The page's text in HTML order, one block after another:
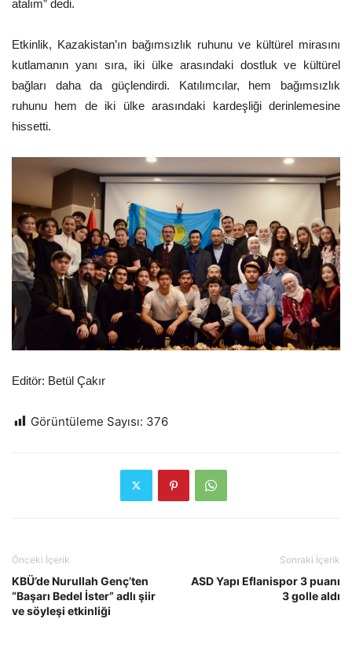
atalım” dedi.
Etkinlik, Kazakistan’ın bağımsızlık ruhunu ve kültürel mirasını
kutlamanın yanı sıra, iki ülke arasındaki dostluk ve kültürel
bağları daha da güçlendirdi. Katılımcılar, hem bağımsızlık
ruhunu hem de iki ülke arasındaki kardeşliği derinlemesine
hissetti.
Editör: Betül Çakır
Görüntüleme Sayısı: 376
Önceki İçerik
KBÜ’de Nurullah Genç’ten
“Başarı Bedel İster” adlı şiir
ve söyleşi etkinliği
Sonraki İçerik
ASD Yapı Eflanispor 3 puanı
3 golle aldı